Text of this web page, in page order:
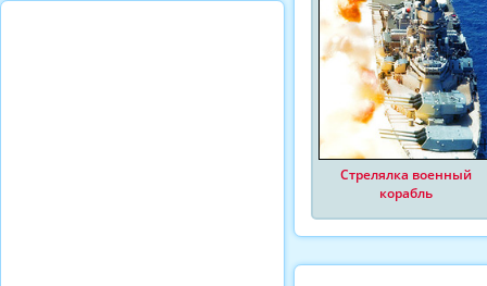
Стрелялка военный
корабль